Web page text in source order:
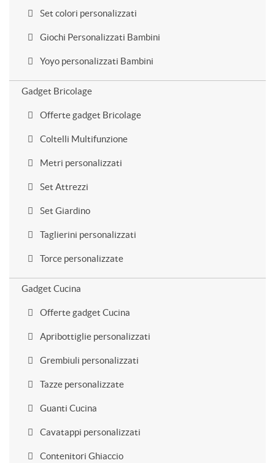
Set colori personalizzati
Giochi Personalizzati Bambini
Yoyo personalizzati Bambini
Gadget Bricolage
Offerte gadget Bricolage
Coltelli Multifunzione
Metri personalizzati
Set Attrezzi
Set Giardino
Taglierini personalizzati
Torce personalizzate
Gadget Cucina
Offerte gadget Cucina
Apribottiglie personalizzati
Grembiuli personalizzati
Tazze personalizzate
Guanti Cucina
Cavatappi personalizzati
Contenitori Ghiaccio